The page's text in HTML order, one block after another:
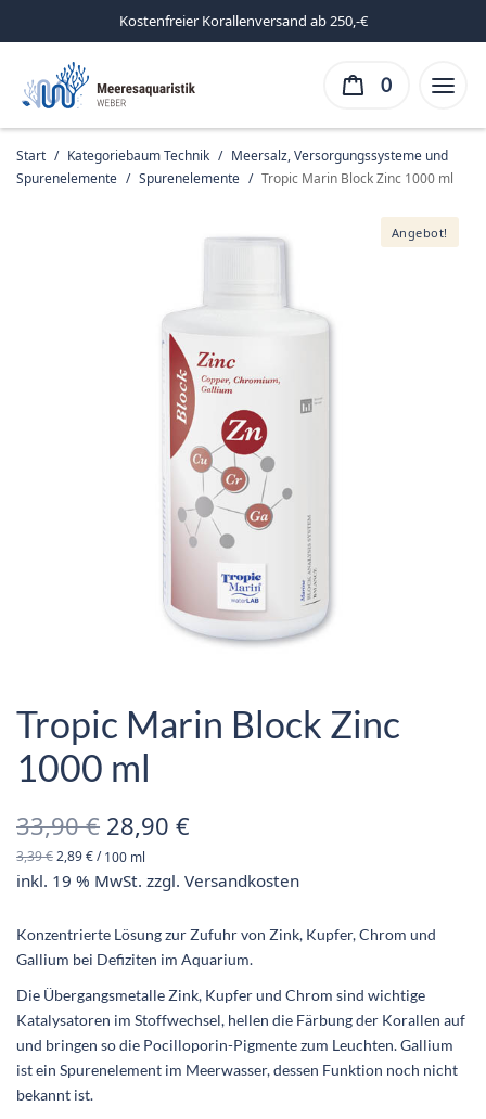
Kostenfreier Korallenversand ab 250,-€
0
Start / Kategoriebaum Technik / Meersalz, Versorgungssysteme und
Spurenelemente / Spurenelemente / Tropic Marin Block Zinc 1000 ml
Angebot!
Tropic Marin Block Zinc
1000 ml
33,90€ Ursprünglicher
Preis war:
28,90€
3,39€2,89€/100 ml
inkl. 19 % MwSt. zzgl.Versandkosten
Konzentrierte Lösung zur Zufuhr von Zink, Kupfer, Chrom und
Gallium bei Defiziten im Aquarium.
Die Übergangsmetalle Zink, Kupfer und Chrom sind wichtige
Katalysatoren im Stoffwechsel, hellen die Färbung der Korallen auf
und bringen so die Pocilloporin-Pigmente zum Leuchten. Gallium
ist ein Spurenelement im Meerwasser, dessen Funktion noch nicht
bekannt ist.